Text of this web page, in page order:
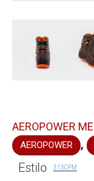
AEROPOWER
AEROPOWER ,
Estilo 313CPM